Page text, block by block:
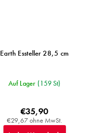
Earth Essteller 28,5 cm
Auf Lager (159 St)
€29,67 ohne MwSt.
€35,90